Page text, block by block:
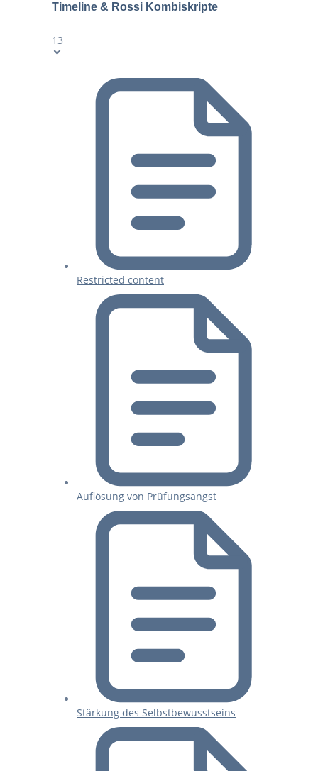
Timeline & Rossi Kombiskripte
13
Restricted content
Auflösung von Prüfungsangst
Stärkung des Selbstbewusstseins